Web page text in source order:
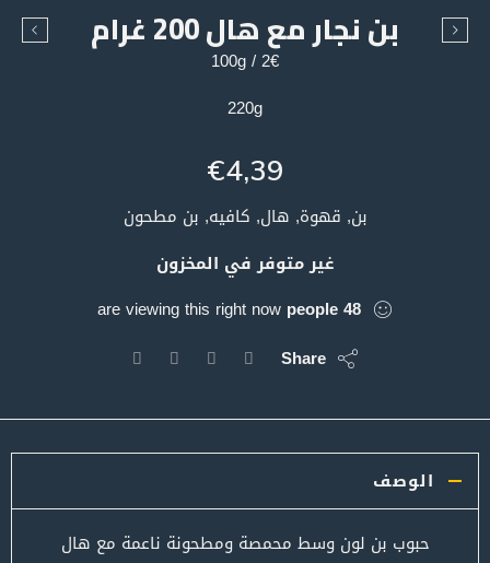
بن نجار مع هال 200 غرام
2€ / 100g
220g
€4,39
بن, قهوة, هال, كافيه, بن مطحون
غير متوفر في المخزون
48
people
are viewing this right now
Share
الوصف
حبوب بن لون وسط محمصة ومطحونة ناعمة مع هال